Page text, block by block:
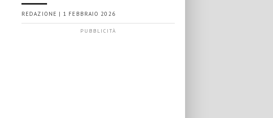
REDAZIONE | 1 FEBBRAIO 2026